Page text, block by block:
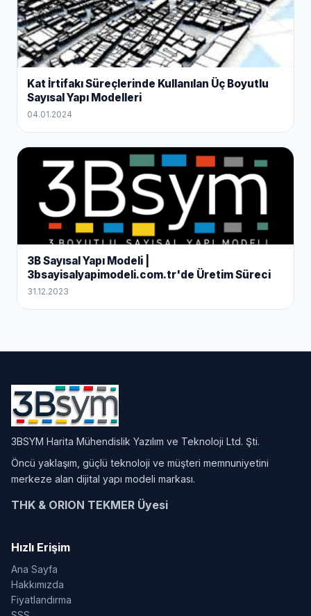
Kat İrtifakı Süreçlerinde Kullanılan Üç Boyutlu
Sayısal Yapı Modelleri
04.01.2024
3B Sayısal Yapı Modeli |
3bsayisalyapimodeli.com.tr'de Üretim Süreci
31.12.2023
3BSYM Harita Mühendislik Yazılım ve Teknoloji Ltd. Şti.
Öncü yaklaşım, güçlü teknoloji ve müşteri memnuniyetini
merkeze alan dijital yapı modeli markası.
THK & ORION TEKMER Üyesi
Hızlı Erişim
Ana Sayfa
Hakkımızda
Fiyatlandırma